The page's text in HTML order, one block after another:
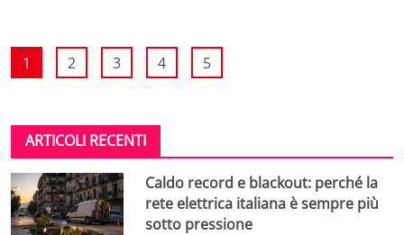
1 2 3 4 5
ARTICOLI RECENTI
Caldo record e blackout: perché la
rete elettrica italiana è sempre più
sotto pressione